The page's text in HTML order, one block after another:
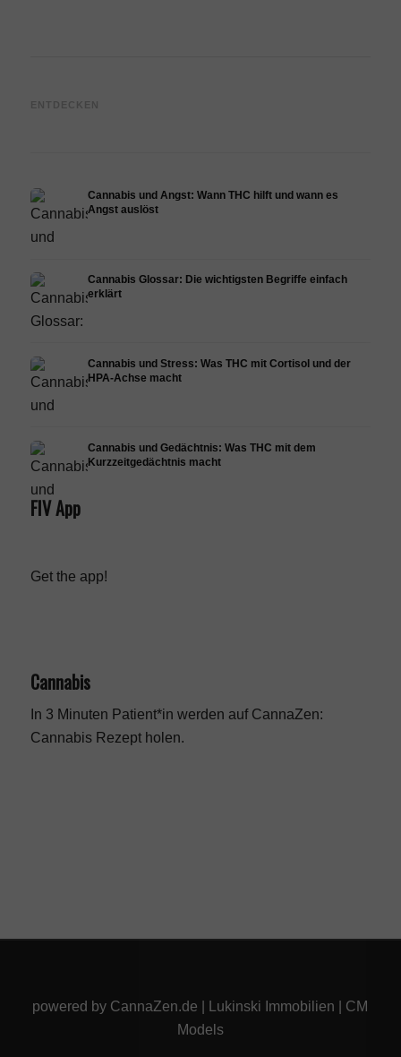
ENTDECKEN
Epidiolex und der Stand der
Cannabis und Angst: Wann THC hilft und wann es
Angst auslöst
Cannabis Glossar: Die wichtigsten Begriffe einfach
erklärt
Cannabis und Stress: Was THC mit Cortisol und der
HPA-Achse macht
Cannabis und Gedächtnis: Was THC mit dem
Kurzzeitgedächtnis macht
FIV App
Get the app!
Cannabis
In 3 Minuten Patient*in werden auf CannaZen:
Cannabis Rezeptholen.
powered by CannaZen.de Lukinski Immobilien
CM
Models